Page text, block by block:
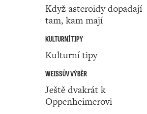
Když asteroidy dopadají
tam, kam mají
KULTURNÍ TIPY
Kulturní tipy
WEISSŮV VÝBĚR
Ještě dvakrát k
Oppenheimerovi